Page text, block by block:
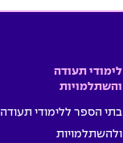
לימודי תעודה
והשתלמויות
בתי הספר ללימודי תעודה
ולהשתלמויות